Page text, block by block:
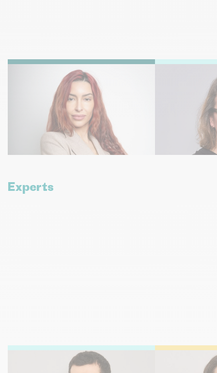
Myriam GHILAN
Assistante de Direction
myriam.ghilan@europeaneconomics.com
+33 6 14 55 32 93
Caroline
Responsable RH
Experts